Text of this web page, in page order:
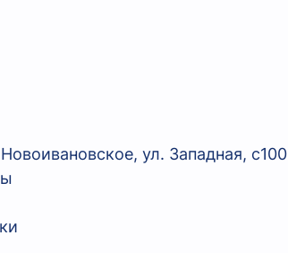
ул. Западная, с100